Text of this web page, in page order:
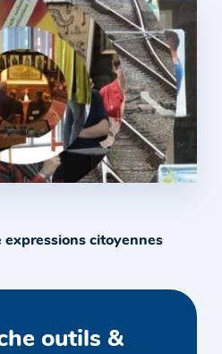
expressions citoyennes
outils &